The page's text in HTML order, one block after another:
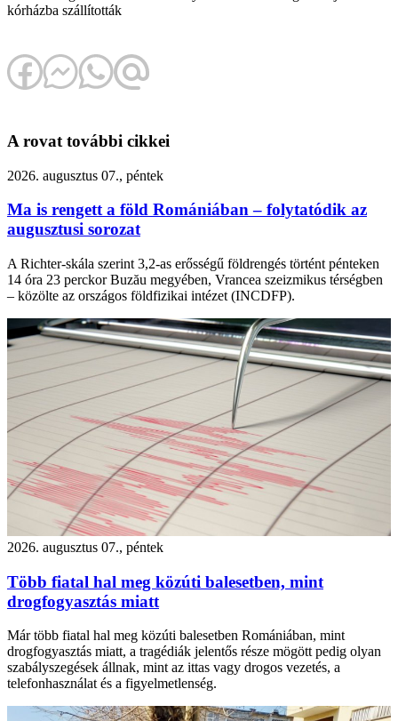
kórházba szállították
A rovat további cikkei
2026. augusztus 07., péntek
Ma is rengett a föld Romániában – folytatódik az
augusztusi sorozat
A Richter-skála szerint 3,2-as erősségű földrengés történt pénteken
14 óra 23 perckor Buzău megyében, Vrancea szeizmikus térségben
– közölte az országos földfizikai intézet (INCDFP).
2026. augusztus 07., péntek
Több fiatal hal meg közúti balesetben, mint
drogfogyasztás miatt
Már több fiatal hal meg közúti balesetben Romániában, mint
drogfogyasztás miatt, a tragédiák jelentős része mögött pedig olyan
szabályszegések állnak, mint az ittas vagy drogos vezetés, a
telefonhasználat és a figyelmetlenség.